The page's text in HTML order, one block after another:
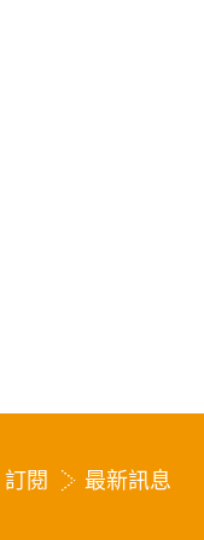
訂閱 最新訊息